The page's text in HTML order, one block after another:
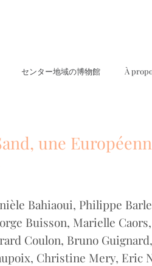
センター地域の博物館 À
une
Bahiaoui, Philippe
Buisson, Marielle
Coulon, Bruno
Christine Mery, Eric